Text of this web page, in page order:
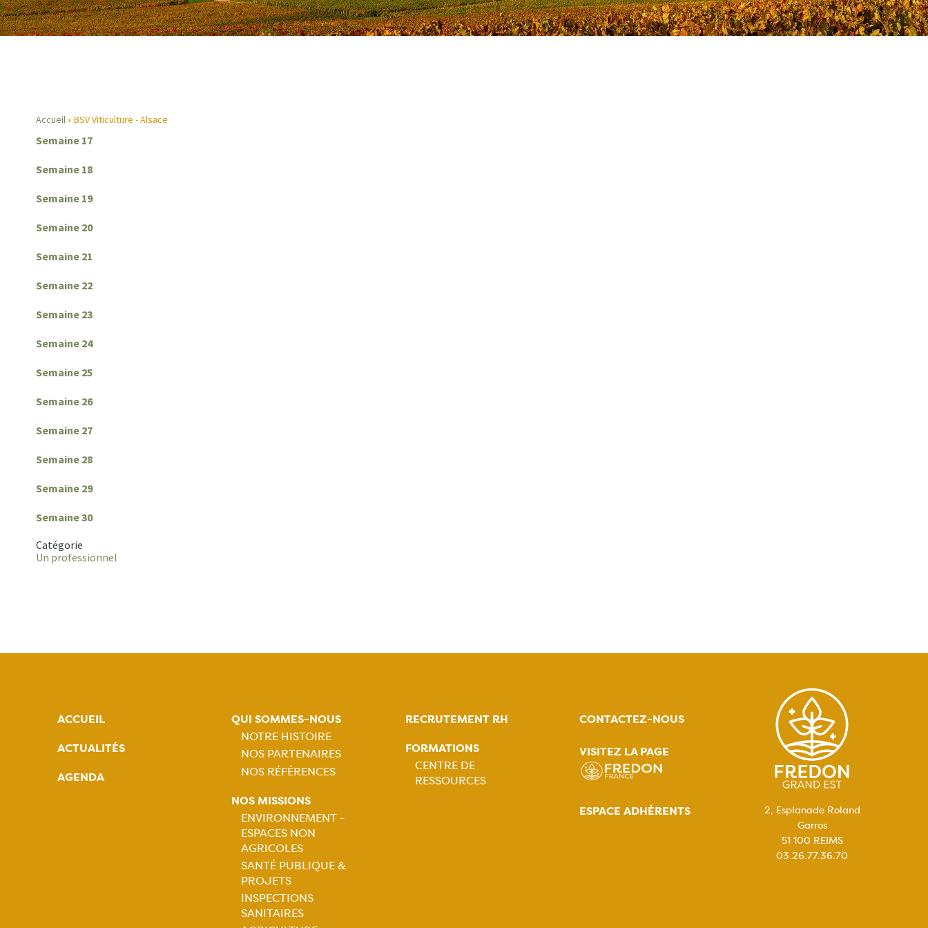
d'Ariane
Accueil BSV Viticulture - Alsace
Semaine 17
Semaine 18
Semaine 19
Semaine 20
Semaine 21
Semaine 22
Semaine 23
Semaine 24
Semaine 25
Semaine 26
Semaine 27
Semaine 28
Semaine 29
Semaine 30
Catégorie
Un professionnel
ACCUEIL
ACTUALITÉS
AGENDA
QUI SOMMES-NOUS
Navigation
principale
NOTRE HISTOIRE
NOS PARTENAIRES
NOS RÉFÉRENCES
NOS MISSIONS
Navigation
principale
ENVIRONNEMENT -
ESPACES NON
AGRICOLES
SANTÉ PUBLIQUE &
PROJETS
INSPECTIONS
SANITAIRES
RECRUTEMENT RH
FORMATIONS
CENTRE DE
RESSOURCES
CONTACTEZ-NOUS
VISITEZ LA PAGE
ESPACE ADHÉRENTS
2, Esplanade Roland
Garros
51 100 REIMS
03.26.77.36.70